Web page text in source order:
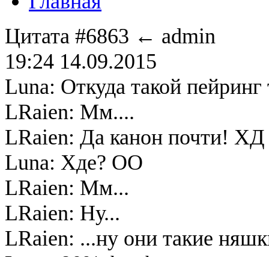
Цитата #6863 ← admin
19:24 14.09.2015
Luna: Откуда такой
LRaien: Мм....
LRaien: Да канон почти! ХД
Luna: Хде? ОО
LRaien: Мм...
LRaien: Ну...
LRaien: ...ну они такие